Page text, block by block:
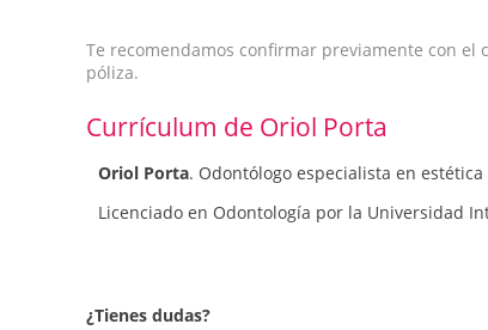
Te recomendamos confirmar previamente con
póliza.
Currículum de Oriol Porta
Oriol Porta. Odontólogo especialista en
Licenciado en Odontología por la Universidad
¿Tienes dudas?